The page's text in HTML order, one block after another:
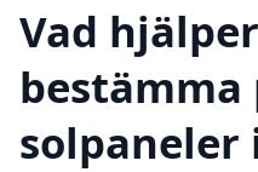
Vad
bestämma
solpaneler